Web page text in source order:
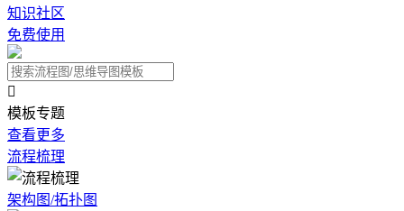
知识社区
免费使用

模板专题
查看更多
流程梳理
架构图/拓扑图